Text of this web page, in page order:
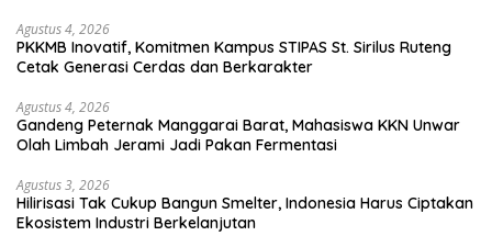
Agustus 4, 2026
PKKMB Inovatif, Komitmen Kampus STIPAS St. Sirilus Ruteng
Cetak Generasi Cerdas dan Berkarakter
Agustus 4, 2026
Gandeng Peternak Manggarai Barat, Mahasiswa KKN Unwar
Olah Limbah Jerami Jadi Pakan Fermentasi
Agustus 3, 2026
Hilirisasi Tak Cukup Bangun Smelter, Indonesia Harus Ciptakan
Ekosistem Industri Berkelanjutan